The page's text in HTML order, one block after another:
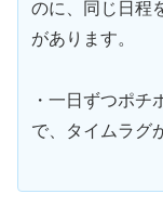
のに、同じ日程
があります。
・一日ずつポ
で、タイムラグ